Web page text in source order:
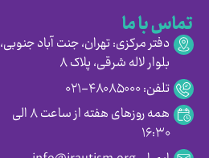
تماس با ما
دفتر مرکزی: تهران، جنت آباد جنوبی،
بلوار لاله شرقی، پلاک ۸
تلفن: ۴۸۰۸۵۰۰۰-۰۲۱
همه روزهای هفته از ساعت ۸ الی
۱۶:۳۰